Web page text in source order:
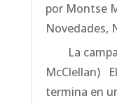
por Montse
Novedades,
La
McClellan)
termina en